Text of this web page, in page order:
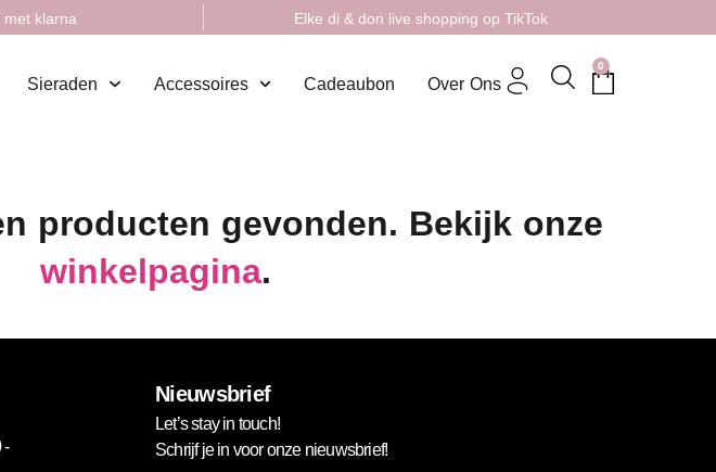
met klarna Elke di & don live shopping op TikTok
Sieraden Accessoires Cadeaubon Over Ons
0
producten gevonden. Bekijk onze
winkelpagina.
-
Nieuwsbrief
Let’s stay in touch!
Schrijf je in voor onze nieuwsbrief!